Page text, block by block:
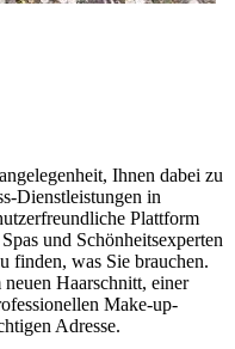
Ihnen dabei zu
Dienstleistungen in
Plattform
und Schönheitsexperten
finden, was Sie brauchen.
Haarschnitt, einer
Make-up-
Adresse.